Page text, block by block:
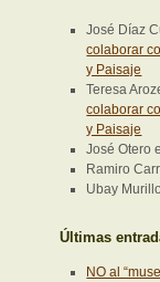
José Díaz
colaborar
y Paisaje
Teresa
colaborar
y Paisaje
José Otero
Ramiro
Ubay
Últimas
NO al